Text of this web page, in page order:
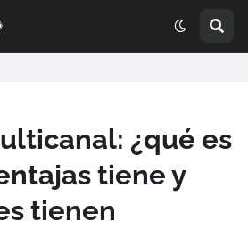
¿qué es
tiene y
tienen